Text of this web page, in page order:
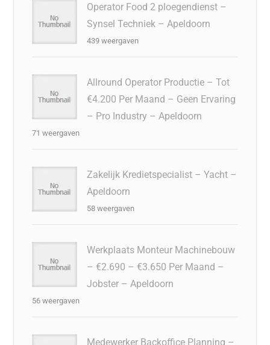
Operator Food 2 ploegendienst –
Synsel Techniek – Apeldoorn
439 weergaven
Allround Operator Productie – Tot
€4.200 Per Maand – Geen Ervaring
– Pro Industry – Apeldoorn
71 weergaven
Zakelijk Kredietspecialist – Yacht –
Apeldoorn
58 weergaven
Werkplaats Monteur Machinebouw
– €2.690 – €3.650 Per Maand –
Jobster – Apeldoorn
56 weergaven
Medewerker Backoffice Planning –